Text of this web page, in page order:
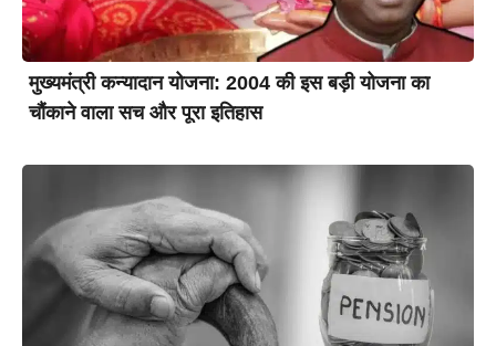
मुख्यमंत्री कन्यादान योजना: 2004 की इस बड़ी योजना का
चौंकाने वाला सच और पूरा इतिहास